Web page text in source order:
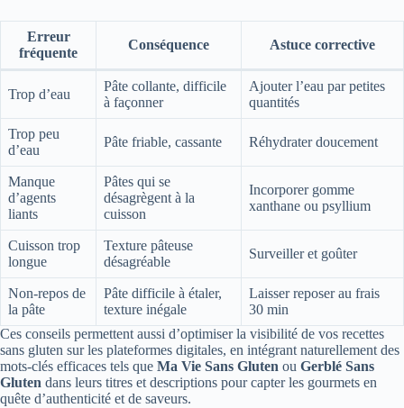
Erreur
fréquente
Conséquence Astuce corrective
Trop d’eau
Pâte collante, difficile
à façonner
Ajouter l’eau par petites
quantités
Trop peu
d’eau
Pâte friable, cassante Réhydrater doucement
Manque
d’agents
liants
Pâtes qui se
désagrègent à la
cuisson
Incorporer gomme
xanthane ou psyllium
Cuisson trop
longue
Texture pâteuse
désagréable
Surveiller et goûter
Non-repos de
la pâte
Pâte difficile à étaler,
texture inégale
Laisser reposer au frais
30 min
Ces conseils permettent aussi d’optimiser la visibilité de vos recettes
sans gluten sur les plateformes digitales, en intégrant naturellement des
mots-clés efficaces tels que Ma Vie Sans Gluten ou Gerblé Sans
Gluten dans leurs titres et descriptions pour capter les gourmets en
quête d’authenticité et de saveurs.